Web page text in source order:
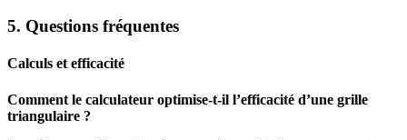
5. Questions fréquentes
Calculs et efficacité
Comment le calculateur optimise-t-il l’efficacité d’une grille
triangulaire ?